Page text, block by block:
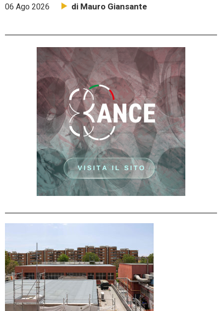
06 Ago 2026 di Mauro Giansante